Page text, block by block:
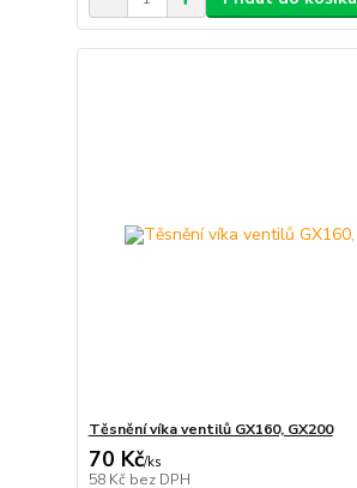
Těsnění víka ventilů GX160, GX200
70 Kč/ks
58 Kč bez DPH